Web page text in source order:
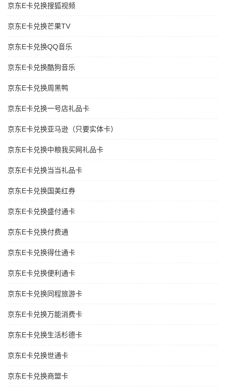
京东E卡兑换搜狐视频
京东E卡兑换芒果TV
京东E卡兑换QQ音乐
京东E卡兑换酷狗音乐
京东E卡兑换周黑鸭
京东E卡兑换一号店礼品卡
京东E卡兑换亚马逊（只要实体卡）
京东E卡兑换中粮我买网礼品卡
京东E卡兑换当当礼品卡
京东E卡兑换国美红券
京东E卡兑换盛付通卡
京东E卡兑换付费通
京东E卡兑换得仕通卡
京东E卡兑换便利通卡
京东E卡兑换同程旅游卡
京东E卡兑换万能消费卡
京东E卡兑换生活杉德卡
京东E卡兑换世通卡
京东E卡兑换商盟卡